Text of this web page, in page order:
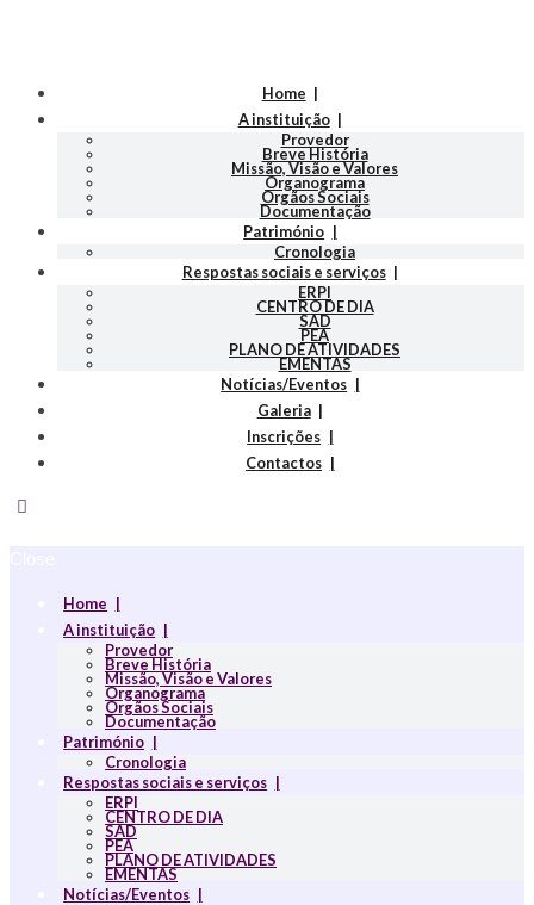
Home
A instituição
Provedor
Breve História
Missão, Visão e Valores
Organograma
Orgãos Sociais
Documentação
Património
Cronologia
Respostas sociais e serviços
ERPI
CENTRO DE DIA
SAD
PEA
PLANO DE ATIVIDADES
EMENTAS
Notícias/Eventos
Galeria
Inscrições
Contactos
Home
A instituição
Provedor
Breve História
Missão, Visão e Valores
Organograma
Orgãos Sociais
Documentação
Património
Cronologia
Respostas sociais e serviços
ERPI
CENTRO DE DIA
SAD
PEA
PLANO DE ATIVIDADES
EMENTAS
Notícias/Eventos